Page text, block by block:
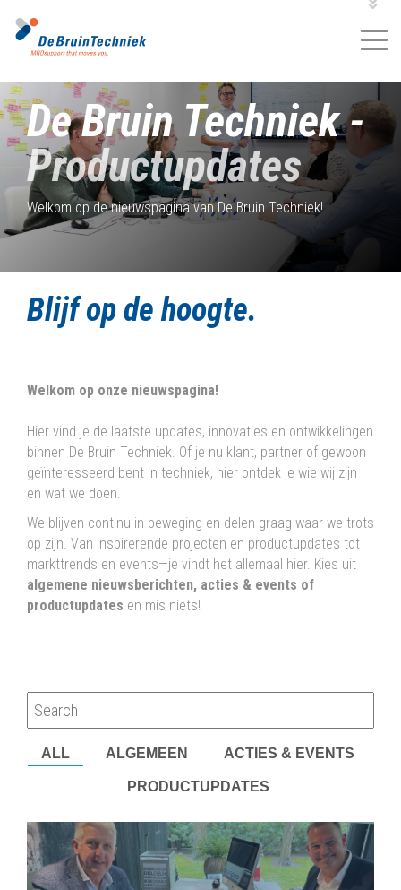
MROKLANTENPORTAL
De Bruin Techniek -
Productupdates
Welkom op de nieuwspagina van De Bruin Techniek!
Blijf op de hoogte.
Welkom op onze nieuwspagina!
Hier vind je de laatste updates, innovaties en ontwikkelingen
binnen De Bruin Techniek. Of je nu klant, partner of gewoon
geïnteresseerd bent in techniek, hier ontdek je wie wij zijn
en wat we doen.
We blijven continu in beweging en delen graag waar we trots
op zijn. Van inspirerende projecten en productupdates tot
markttrends en events—je vindt het allemaal hier. Kies uit
algemene nieuwsberichten, acties & events of
productupdates en mis niets!
ALL ALGEMEEN ACTIES & EVENTS
PRODUCTUPDATES